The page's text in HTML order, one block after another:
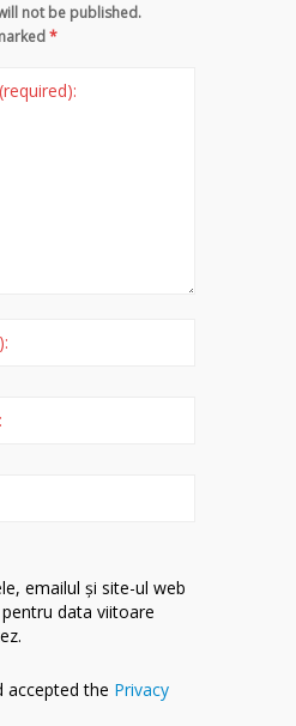
not be published.
*
(required):
emailul și site-ul web
data viitoare
accepted the Privacy